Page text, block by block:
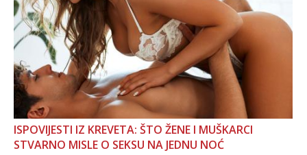
ISPOVIJESTI IZ KREVETA: ŠTO ŽENE I MUŠKARCI
STVARNO MISLE O SEKSU NA JEDNU NOĆ